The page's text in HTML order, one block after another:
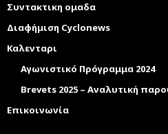
Συντακτικη ομαδα
Διαφήμιση Cyclonews
Καλενταρι
Αγωνιστικό Πρόγραμμα 2024
Brevets 2025 – Αναλυτική
Επικοινωνία